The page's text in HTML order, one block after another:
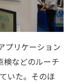
プリケーション
検などのルーチ
いた。そのほ